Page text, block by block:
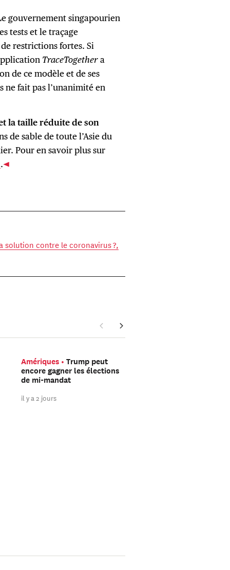
gouvernement singapourien
tests et le traçage
restrictions fortes. Si
TraceTogethera
de ce modèle et de ses
ne fait pas l’unanimité en
la taille réduite de son
de sable de toute l’Asie du
Pour en savoir plus sur
.
solution contre le coronavirus ?,
Amériques
Trump peut
encore gagner les élections
de mi-mandat
il y a 2 jours